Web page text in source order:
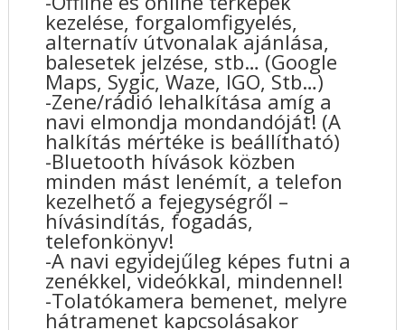
kezelése, forgalomfigyelés,
alternatív útvonalak ajánlása,
balesetek jelzése, stb… (Google
Maps, Sygic, Waze, IGO, Stb…)
-Zene/rádió lehalkítása amíg a
navi elmondja mondandóját! (A
halkítás mértéke is beállítható)
-Bluetooth hívások közben
minden mást lenémít, a telefon
kezelhető a fejegységről –
hívásindítás, fogadás,
telefonkönyv!
-A navi egyidejűleg képes futni a
zenékkel, videókkal, mindennel!
-Tolatókamera bemenet, melyre
hátramenet kapcsolásakor